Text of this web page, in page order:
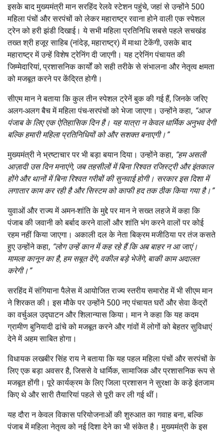
इसके बाद मुख्यमंत्री मान सरहिंद रेलवे स्टेशन पहुंचे, जहां से उन्होंने 500
महिला पंचों और सरपंचों को लेकर महाराष्ट्र रवाना होने वाली एक स्पेशल
ट्रेन को हरी झंडी दिखाई। ये सभी महिला प्रतिनिधि सबसे पहले सचखंड
तख्त श्री हजूर साहिब (नांदेड़, महाराष्ट्र) में माथा टेकेंगी, उसके बाद
महाराष्ट्र में उन्हें विशेष ट्रेनिंग दी जाएगी। यह ट्रेनिंग पंचायत की
जिम्मेदारियां, प्रशासनिक कार्यों को सही तरीके से संभालना और नेतृत्व क्षमता
को मजबूत करने पर केंद्रित होगी।
सीएम मान ने बताया कि कुल तीन स्पेशल ट्रेनें बुक की गई हैं, जिनके जरिए
अलग-अलग बैच में महिला पंच-सरपंचों को भेजा जाएगा। उन्होंने कहा, “आज
पंजाब के लिए एक ऐतिहासिक दिन है। यह यात्रा न केवल धार्मिक अनुभव देगी
बल्कि हमारी महिला प्रतिनिधियों को और सशक्त बनाएगी।”
मुख्यमंत्री ने भ्रष्टाचार पर भी बड़ा बयान दिया। उन्होंने कहा, “हम असली
आज़ादी उस दिन मनाएंगे, जब तहसीलों में बिना रिश्वत रजिस्ट्री और इंतकाल
होंगे और थानों में बिना रिश्वत गरीबों की सुनवाई होगी। सरकार इस दिशा में
लगातार काम कर रही है और सिस्टम को काफी हद तक ठीक किया गया है।”
युवाओं और राज्य में अमन-शांति के मुद्दे पर मान ने सख्त लहजे में कहा कि
पंजाब की जवानी को बर्बाद करने वालों और शांति भंग करने वालों पर कोई
रहम नहीं किया जाएगा। अकाली दल के नेता बिक्रम मजीठिया पर तंज कसते
हुए उन्होंने कहा, “लोग उन्हें कान में कह रहे हैं कि अब बाहर न आ जाएं।
मामला कानून का है, हम सबूत देंगे, वकील बड़े भेजेंगे, बाकी काम अदालत
करेगी।”
सरहिंद में संगियाना पैलेस में आयोजित राज्य स्तरीय समारोह में भी सीएम मान
ने शिरकत की। इस मौके पर उन्होंने 500 नए पंचायत घरों और सेवा केंद्रों
का वर्चुअल उद्घाटन और शिलान्यास किया। मान ने कहा कि यह कदम
ग्रामीण बुनियादी ढांचे को मजबूत करने और गांवों में लोगों को बेहतर सुविधाएं
देने में अहम साबित होगा।
विधायक लखबीर सिंह राय ने बताया कि यह पहल महिला पंचों और सरपंचों के
लिए एक बड़ा अवसर है, जिससे वे धार्मिक, सामाजिक और प्रशासनिक रूप से
मजबूत होंगी। पूरे कार्यक्रम के लिए जिला प्रशासन ने सुरक्षा के कड़े इंतजाम
किए थे और सारी तैयारियां पहले से पूरी कर ली गई थीं।
यह दौरा न केवल विकास परियोजनाओं की शुरुआत का गवाह बना, बल्कि
पंजाब में महिला नेतृत्व को नई दिशा देने का भी संकेत है। मुख्यमंत्री के इस